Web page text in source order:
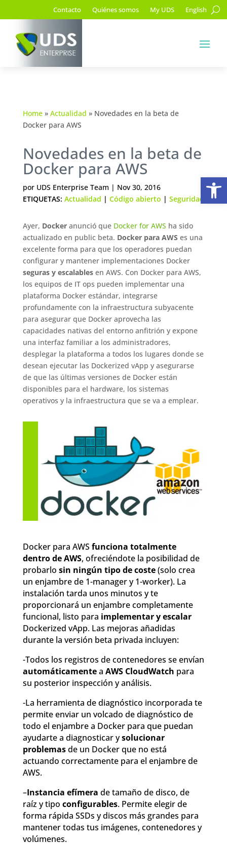
Contacto Quiénes somos My UDS English
Home» Actualidad » Novedades en la beta de
Docker para AWS
Novedades en la beta de
Docker para AWS
por UDS Enterprise Team | Nov 30, 2016
ETIQUETAS: Actualidad | Código abierto | Seguridad
Ayer, Dockeranunció que Docker for AWS ha sido
actualizado en public beta. Docker para AWS es una
excelente forma para que los operadores puedan
configurar y mantener implementaciones Docker
seguras y escalablesen AWS. Con Docker para AWS,
los equipos de IT ops pueden implementar una
plataforma Docker estándar, integrarse
profundamente con la infraestructura subyacente
para asegurar que Docker aprovecha las
capacidades nativas del entorno anfitrión y expone
una interfaz familiar a los administradores,
desplegar la plataforma a todos los lugares donde se
desean ejecutar las Dockerized vApp y asegurarse
de que las últimas versiones de Docker están
disponibles para el hardware, los sistemas
operativos y la infraestructura que se va a emplear.
Docker para AWS funciona totalmente
dentro de AWS, ofreciéndote la posibilidad de
probarlo sin ningún tipo de coste(solo crea
un enjambre de 1-manager y 1-worker). La
instalación tarda unos minutos y te
proporcionará un enjambre completamente
funcional, listo para implementar y escalar
Dockerized vApp. Las mejoras añadidas
durante la versión beta privada incluyen:
-Todos los registros de contenedores se envían
automáticamentea AWS CloudWatch para
su posterior inspección y análisis.
-La herramienta de diagnóstico incorporada te
permite enviar un volcado de diagnóstico de
todo el enjambre a Docker para que puedan
ayudarte a diagnosticar ysolucionar
problemasde un Docker que no está
actuando correctamente para el enjambre de
AWS.
–Instancia efímera de tamaño de disco, de
raíz y tipo configurables. Permite elegir de
forma rápida SSDs y discos más grandes para
mantener todas tus imágenes, contenedores y
volúmenes.